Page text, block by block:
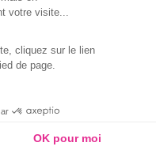
votre visite...
cliquez sur le lien
de page.
OK pour moi